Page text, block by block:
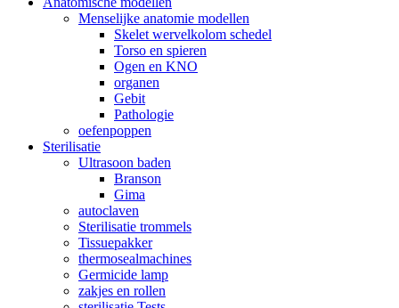
Menselijke anatomie modellen
Skelet wervelkolom schedel
Torso en spieren
Ogen en KNO
organen
Gebit
Pathologie
oefenpoppen
Sterilisatie
Ultrasoon baden
Branson
Gima
autoclaven
Sterilisatie trommels
Tissuepakker
thermosealmachines
Germicide lamp
zakjes en rollen